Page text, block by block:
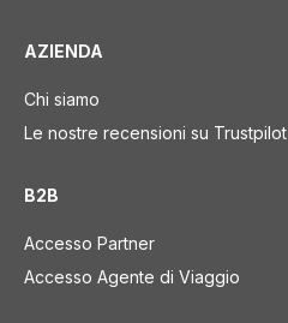
AZIENDA
Chi siamo
Le nostre recensioni su Trustpilot
B2B
Accesso Partner
Accesso Agente di Viaggio